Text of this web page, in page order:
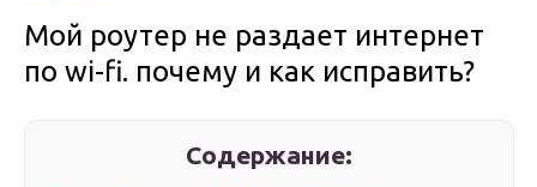
Мой роутер не раздает интернет
по wi-fi. почему и как исправить?
Содержание: